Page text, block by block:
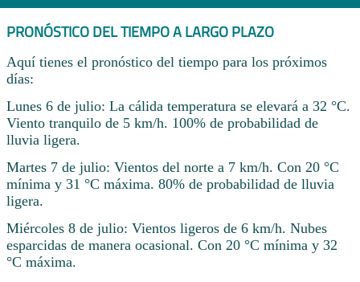
PRONÓSTICO DEL TIEMPO A LARGO PLAZO
Aquí tienes el pronóstico del tiempo para los próximos
días:
Lunes 6 de julio: La cálida temperatura se elevará a 32 °C.
Viento tranquilo de 5 km/h. 100% de probabilidad de
lluvia ligera.
Martes 7 de julio: Vientos del norte a 7 km/h. Con 20 °C
mínima y 31 °C máxima. 80% de probabilidad de lluvia
ligera.
Miércoles 8 de julio: Vientos ligeros de 6 km/h. Nubes
esparcidas de manera ocasional. Con 20 °C mínima y 32
°C máxima.